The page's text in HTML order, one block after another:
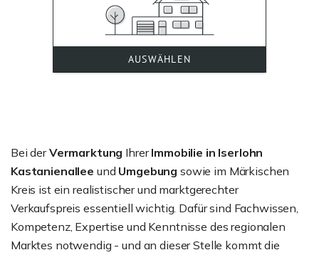
Bei derVermarktung IhrerImmobilie in Iserlohn
Kastanienallee und Umgebung sowie im Märkischen
Kreis ist ein realistischer und marktgerechter
Verkaufspreis essentiell wichtig. Dafür sind Fachwissen,
Kompetenz, Expertise und Kenntnisse des regionalen
Marktes notwendig - und an dieser Stelle kommt die